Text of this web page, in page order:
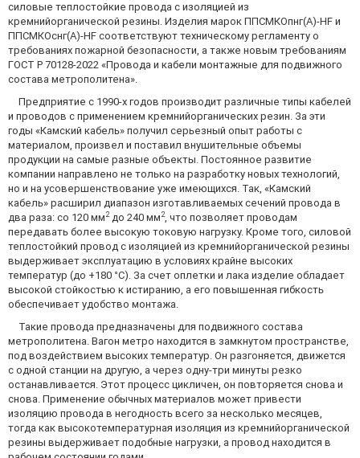
силовые теплостойкие провода с изоляцией из
кремнийорганической резины. Изделия марок ППСМКОпнг(А)-HF и
ППСМКОснг(А)-HF соответствуют техническому регламенту о
требованиях пожарной безопасности, а также новым требованиям
ГОСТ Р 70128-2022 «Провода и кабели монтажные для подвижного
состава метрополитена».
Предприятие с 1990-х годов производит различные типы кабелей
и проводов с применением кремнийорганических резин. За эти
годы «Камский кабель» получил серьезный опыт работы с
материалом, произвел и поставил внушительные объемы
продукции на самые разные объекты. Постоянное развитие
компании направлено не только на разработку новых технологий,
но и на усовершенствование уже имеющихся. Так, «Камский
кабель» расширил диапазон изготавливаемых сечений провода в
два раза: со 120 мм2до 240 мм2, что позволяет проводам
передавать более высокую токовую нагрузку. Кроме того, силовой
теплостойкий провод с изоляцией из кремнийорганической резины
выдерживает эксплуатацию в условиях крайне высоких
температур (до +180 °С). За счет оплетки и лака изделие обладает
высокой стойкостью к истиранию, а его повышенная гибкость
обеспечивает удобство монтажа.
Такие провода предназначены для подвижного состава
метрополитена. Вагон метро находится в замкнутом пространстве,
под воздействием высоких температур. Он разгоняется, движется
с одной станции на другую, а через одну-три минуты резко
останавливается. Этот процесс цикличен, он повторяется снова и
снова. Применение обычных материалов может привести
изоляцию провода в негодность всего за несколько месяцев,
тогда как высокотемпературная изоляция из кремнийорганической
резины выдерживает подобные нагрузки, а провод находится в